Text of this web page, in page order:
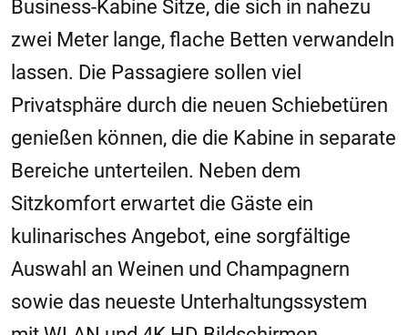
Business-Kabine Sitze, die sich in nahezu
zwei Meter lange, flache Betten verwandeln
lassen. Die Passagiere sollen viel
Privatsphäre durch die neuen Schiebetüren
genießen können, die die Kabine in separate
Bereiche unterteilen. Neben dem
Sitzkomfort erwartet die Gäste ein
kulinarisches Angebot, eine sorgfältige
Auswahl an Weinen und Champagnern
sowie das neueste Unterhaltungssystem